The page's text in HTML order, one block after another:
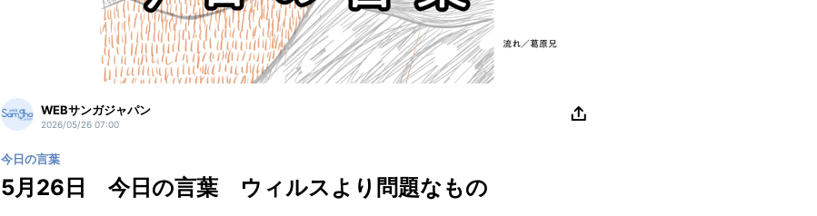
WEBサンガジャパン
2026/05/26 07:00
今日の言葉
5月26日 今日の言葉 ウィルスより問題なもの